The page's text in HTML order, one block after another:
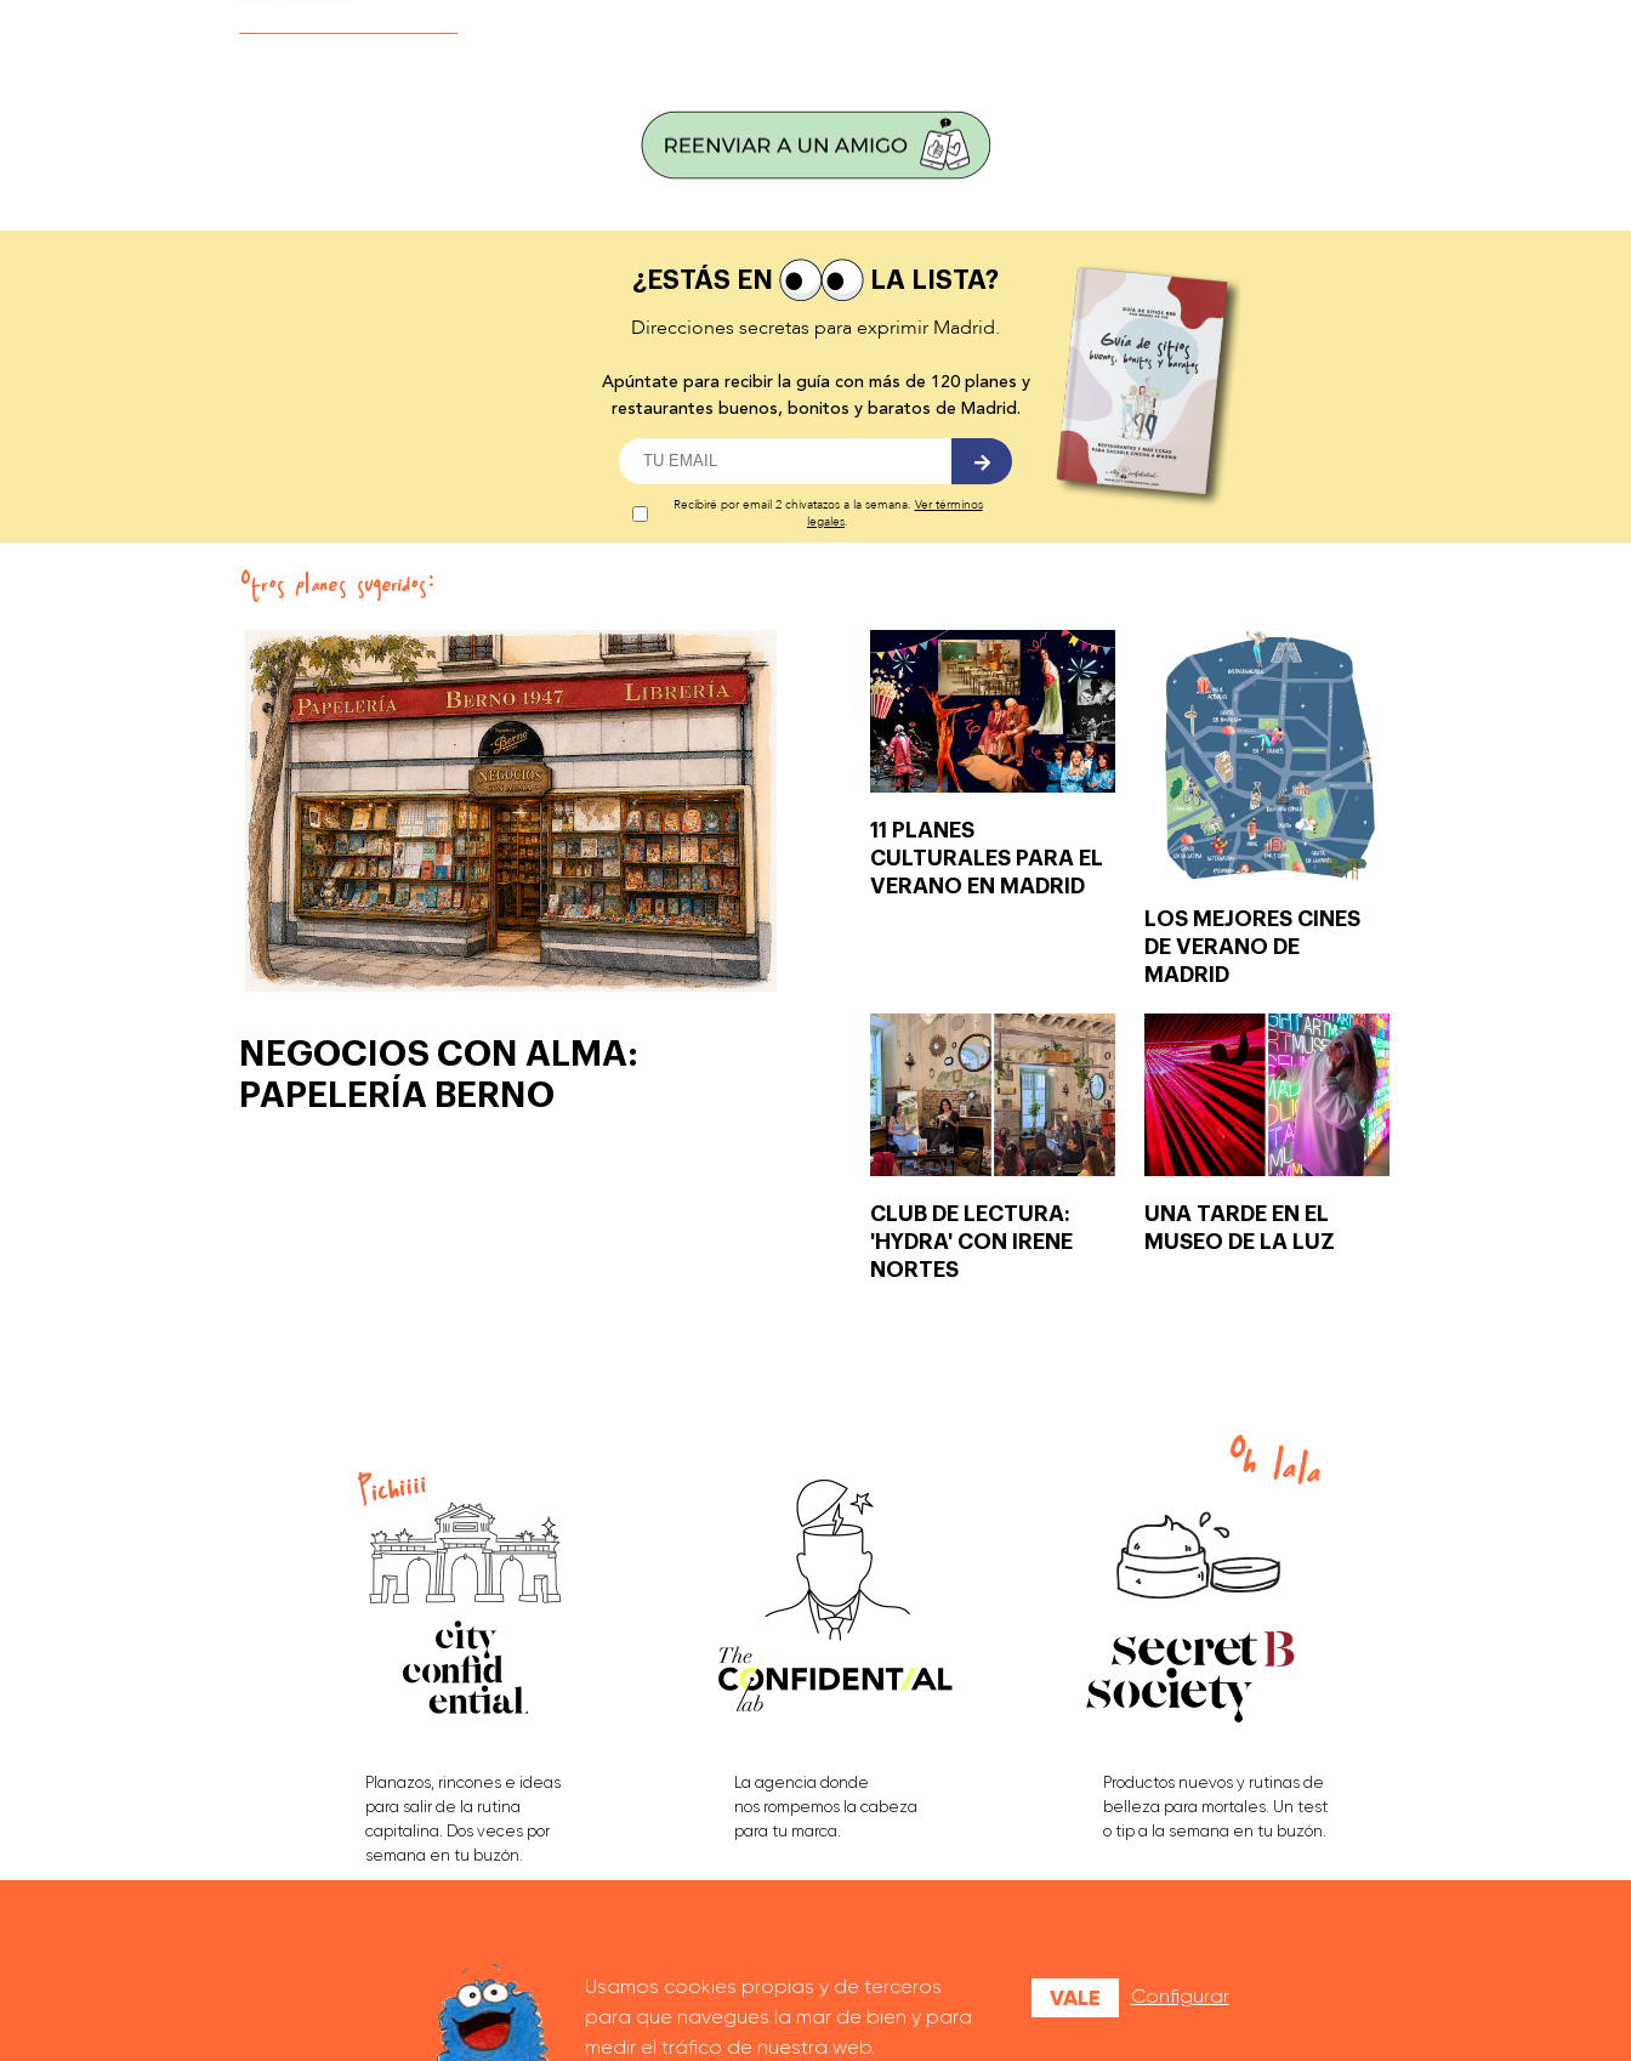
¿ESTÁS EN
LA LISTA?
Direcciones secretas para exprimir Madrid.
Apúntate para recibir la guía con más de 120 planes y
restaurantes buenos, bonitos y baratos de Madrid.
Recibiré por email 2 chivatazos a la semana. Ver términos
legales.
Otros planes sugeridos:
NEGOCIOS CON ALMA:
PAPELERÍA BERNO
11 PLANES
CULTURALES PARA EL
VERANO EN MADRID
LOS MEJORES CINES
DE VERANO DE
MADRID
CLUB DE LECTURA:
'HYDRA' CON IRENE
NORTES
UNA TARDE EN EL
MUSEO DE LA LUZ
Planazos, rincones e ideas
para salir de la rutina
capitalina. Dos veces por
semana en tu buzón.
La agencia donde
nos rompemos la cabeza
para tu marca.
Productos nuevos y rutinas de
belleza para mortales. Un test
o tip a la semana en tu buzón.
Usamos cookies propias y de terceros
para que navegues la mar de bien y para
medir el tráfico de nuestra web.
VALE Configurar